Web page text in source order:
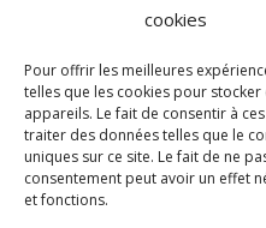
cookies
Pour offrir les meilleures
telles que les cookies pour
appareils. Le fait de consentir à
traiter des données telles que le
uniques sur ce site. Le fait de ne
consentement peut avoir un effet
et fonctions.
13h30 à 17h30.
Les vendredis : de 8h à
© 2026 Mairie de